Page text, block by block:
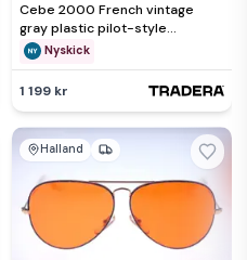
Cebe 2000 French vintage
gray plastic pilot-style
sunglasses for men-1980s-
NEW
Nyskick
1 199 kr
Halland